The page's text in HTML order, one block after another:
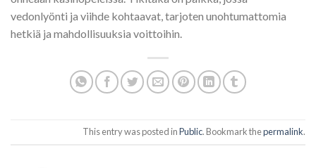
vedonlyönti ja viihde kohtaavat, tarjoten unohtumattomia
hetkiä ja mahdollisuuksia voittoihin.
This entry was posted inPublic. Bookmark thepermalink.